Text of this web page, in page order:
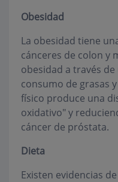
Obesidad
La obesidad tiene
cánceres de colon y
obesidad a través
consumo de grasas
físico produce una
oxidativo" y
cáncer de próstata.
Dieta
Existen evidencias